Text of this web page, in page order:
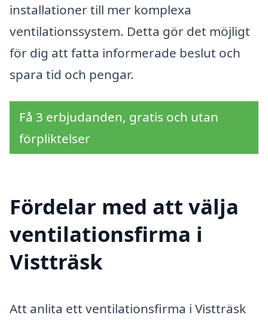
installationer till mer komplexa
ventilationssystem. Detta gör det möjligt
för dig att fatta informerade beslut och
spara tid och pengar.
Få 3 erbjudanden, gratis och utan
förpliktelser
Fördelar med att välja
ventilationsfirma i
Vistträsk
Att anlita ett ventilationsfirma i Vistträsk